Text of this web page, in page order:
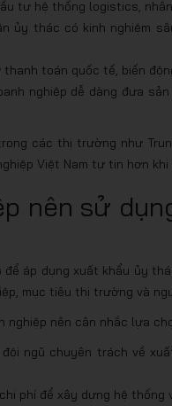
tư hệ thống logistics,
ủy thác có kinh nghiệm
thanh toán quốc tế, biến
nghiệp dễ dàng đưa
các thị trường như
Việt Nam tự tin hơn
nên sử
để áp dụng xuất khẩu ủy
mục tiêu thị trường và
nghiệp nên cân nhắc lựa
ngũ chuyên trách về
phí để xây dựng hệ thống